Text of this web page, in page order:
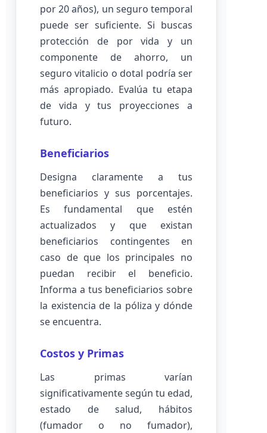
por 20 años), un seguro temporal
puede ser suficiente. Si buscas
protección de por vida y un
componente de ahorro, un
seguro vitalicio o dotal podría ser
más apropiado. Evalúa tu etapa
de vida y tus proyecciones a
futuro.
Beneficiarios
Designa claramente a tus
beneficiarios y sus porcentajes.
Es fundamental que estén
actualizados y que existan
beneficiarios contingentes en
caso de que los principales no
puedan recibir el beneficio.
Informa a tus beneficiarios sobre
la existencia de la póliza y dónde
se encuentra.
Costos y Primas
Las primas varían
significativamente según tu edad,
estado de salud, hábitos
(fumador o no fumador),